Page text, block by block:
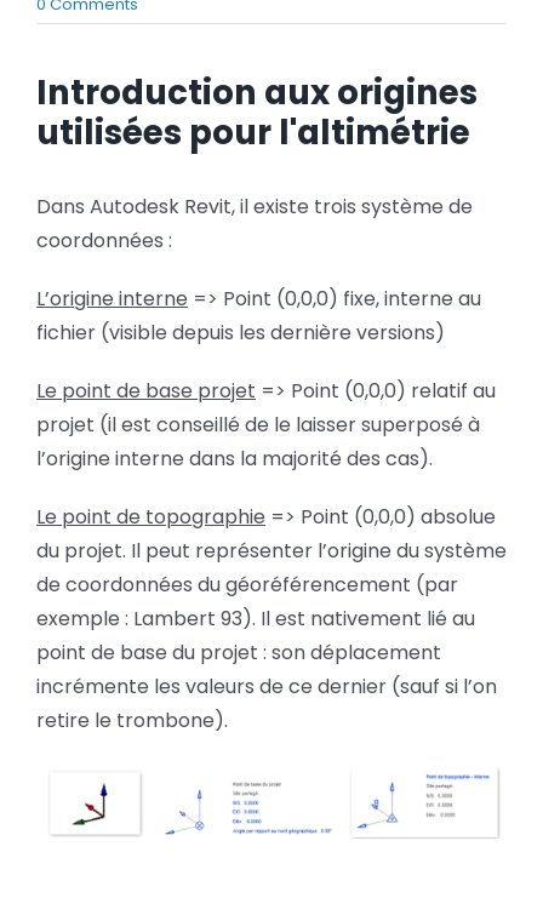
BLOG
SOCIETE
Revit
Affichage
de
l’altimétrie
relative
absolue
Introduction aux origines
utilisées pour l'altimétrie
Dans Autodesk Revit, il existe trois système de
coordonnées :
L’origine interne => Point (0,0,0) fixe, interne au
fichier (visible depuis les dernière versions)
Le point de base projet => Point (0,0,0) relatif au
projet (il est conseillé de le laisser superposé à
l’origine interne dans la majorité des cas).
Le point de topographie => Point (0,0,0) absolue
du projet. Il peut représenter l’origine du système
de coordonnées du géoréférencement (par
exemple : Lambert 93). Il est nativement lié au
point de base du projet : son déplacement
incrémente les valeurs de ce dernier (sauf si l’on
retire le trombone).